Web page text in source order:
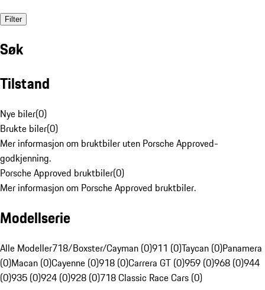
Filter
Søk
Tilstand
Nye biler(0)
Brukte biler(0)
Mer informasjon om bruktbiler uten Porsche Approved-
godkjenning.
Porsche Approved bruktbiler(0)
Mer informasjon om Porsche Approved bruktbiler.
Modellserie
Alle Modeller718/Boxster/Cayman (0)911 (0)Taycan (0)Panamera
(0)Macan (0)Cayenne (0)918 (0)Carrera GT (0)959 (0)968 (0)944
(0)935 (0)924 (0)928 (0)718 Classic Race Cars (0)